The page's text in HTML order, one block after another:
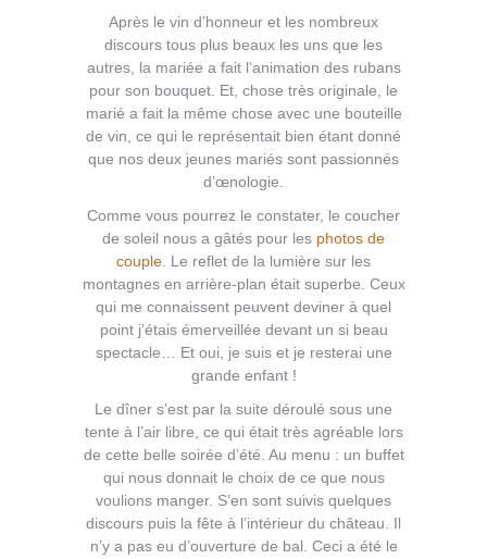
Après le vin d’honneur et les nombreux
discours tous plus beaux les uns que les
autres, la mariée a fait l’animation des rubans
pour son bouquet. Et, chose très originale, le
marié a fait la même chose avec une bouteille
de vin, ce qui le représentait bien étant donné
que nos deux jeunes mariés sont passionnés
d’œnologie.
Comme vous pourrez le constater, le coucher
de soleil nous a gâtés pour les photos de
couple . Le reflet de la lumière sur les
montagnes en arrière-plan était superbe. Ceux
qui me connaissent peuvent deviner à quel
point j’étais émerveillée devant un si beau
spectacle… Et oui, je suis et je resterai une
grande enfant !
Le dîner s’est par la suite déroulé sous une
tente à l’air libre, ce qui était très agréable lors
de cette belle soirée d’été. Au menu : un buffet
qui nous donnait le choix de ce que nous
voulions manger. S’en sont suivis quelques
discours puis la fête à l’intérieur du château. Il
n’y a pas eu d’ouverture de bal. Ceci a été le